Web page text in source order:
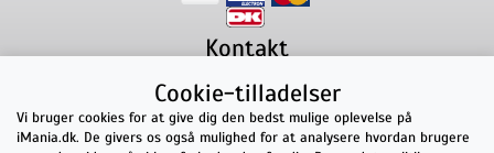
Kontakt
Lillevorde Kær 29280 Storvorde
CVR nummer: 33182805 | E-mail: kontakt@imania.dk
Telefon:+45 23618990
Topkarakter hos kunderne!
Cookie-tilladelser
Vi bruger cookies for at give dig den bedst mulige oplevelse på
iMania.dk. De givers os også mulighed for at analysere hvordan brugere